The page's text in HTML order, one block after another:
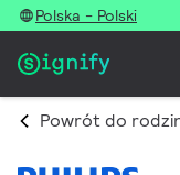
Polska - Polski
Powrót do